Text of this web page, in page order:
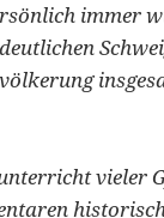
immer
vieler